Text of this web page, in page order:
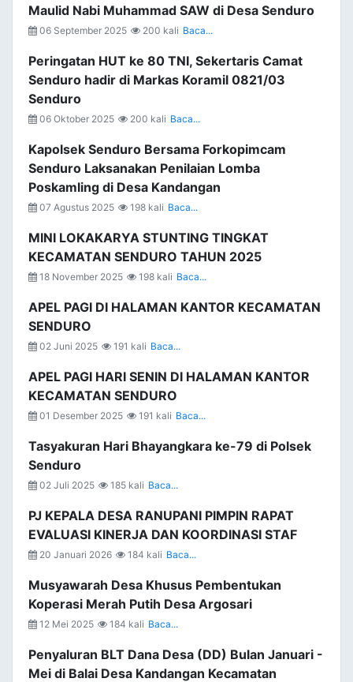
Maulid Nabi Muhammad SAW di Desa Senduro
06 September 2025 200 kali Baca...
Peringatan HUT ke 80 TNI, Sekertaris Camat
Senduro hadir di Markas Koramil 0821/03
Senduro
06 Oktober 2025 200 kali Baca...
Kapolsek Senduro Bersama Forkopimcam
Senduro Laksanakan Penilaian Lomba
Poskamling di Desa Kandangan
07 Agustus 2025 198 kali Baca...
MINI LOKAKARYA STUNTING TINGKAT
KECAMATAN SENDURO TAHUN 2025
18 November 2025 198 kali Baca...
APEL PAGI DI HALAMAN KANTOR KECAMATAN
SENDURO
02 Juni 2025 191 kali Baca...
APEL PAGI HARI SENIN DI HALAMAN KANTOR
KECAMATAN SENDURO
01 Desember 2025 191 kali Baca...
Tasyakuran Hari Bhayangkara ke-79 di Polsek
Senduro
02 Juli 2025 185 kali Baca...
PJ KEPALA DESA RANUPANI PIMPIN RAPAT
EVALUASI KINERJA DAN KOORDINASI STAF
20 Januari 2026 184 kali Baca...
Musyawarah Desa Khusus Pembentukan
Koperasi Merah Putih Desa Argosari
12 Mei 2025 184 kali Baca...
Penyaluran BLT Dana Desa (DD) Bulan Januari -
Mei di Balai Desa Kandangan Kecamatan